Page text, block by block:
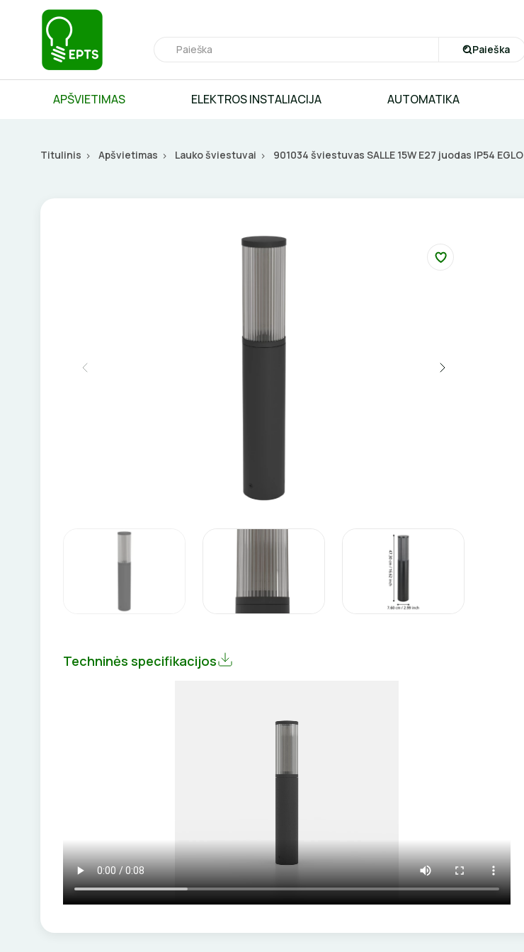
Paieška
APŠVIETIMAS ELEKTROS INSTALIACIJA AUTOMATIKA
Titulinis Apšvietimas Lauko šviestuvai 901034 šviestuvas SALLE 15W E27 juodas IP54 EGLO
Techninės specifikacijos